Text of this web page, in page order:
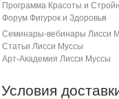
Программа Красоты и
Форум Фигурок и Здоровья
Семинары-вебинары Лисси
Статьи Лисси Муссы
Арт-Академия Лисси Муссы
Условия